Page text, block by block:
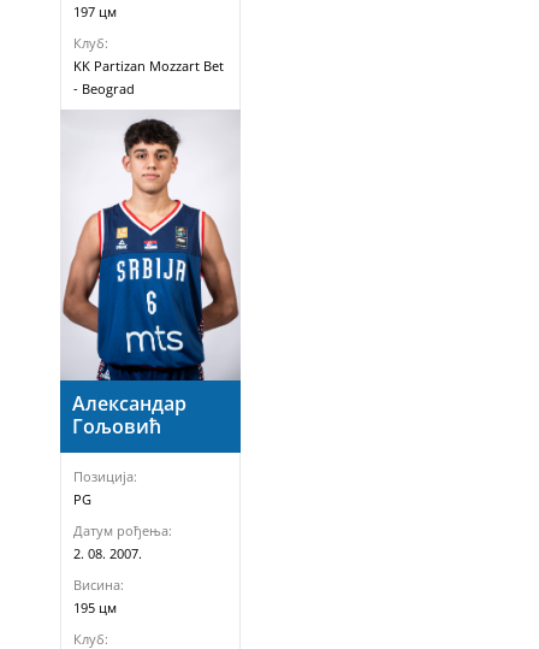
197 цм
Клуб:
KK Partizan Mozzart Bet
- Beograd
Александар
Гољовић
Позиција:
PG
Датум рођења:
2. 08. 2007.
Висина:
195 цм
Клуб: